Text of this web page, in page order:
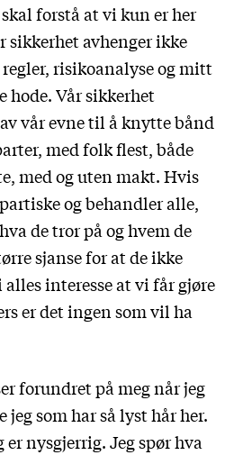
forstå at vi kun er her
sikkerhet avhenger ikke
risikoanalyse og mitt
Vår sikkerhet
vår evne til å knytte bånd
med folk flest, både
med og uten makt. Hvis
og behandler alle,
de tror på og hvem de
sjanse for at de ikke
alles interesse at vi får gjøre
er det ingen som vil ha
forundret på meg når jeg
jeg som har så lyst hår her.
er nysgjerrig. Jeg spør hva